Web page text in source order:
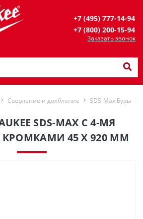
+7 (495) 777-14-94
+7 (800) 200-15-94
Заказать звонок
Сверление и долбление SDS-Max Буры
SDS-MAX С 4-МЯ
45 X 920 ММ